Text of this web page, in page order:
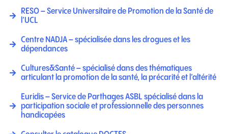
RESO – Service Universitaire de Promotion de la Santé de
l’UCL
Centre NADJA – spécialisée dans les drogues et les
dépendances
Cultures&Santé – spécialisé dans des thématiques
articulant la promotion de la santé, la précarité et l’altérité
Euridis – Service de Parthages ASBL spécialisé dans la
participation sociale et professionnelle des personnes
handicapées